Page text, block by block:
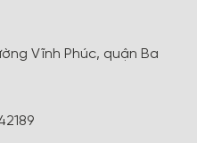
Vĩnh Phúc, quận Ba